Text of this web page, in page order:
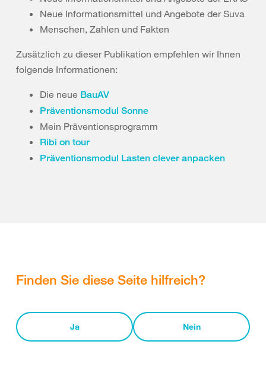
Neue Informationsmittel und Angebote der Suva
Menschen, Zahlen und Fakten
Zusätzlich zu dieser Publikation empfehlen wir Ihnen
folgende Informationen:
Die neue BauAV
Präventionsmodul Sonne
Mein Präventionsprogramm
Ribi on tour
Präventionsmodul Lasten clever anpacken
Finden Sie diese Seite hilfreich?
Ja Nein